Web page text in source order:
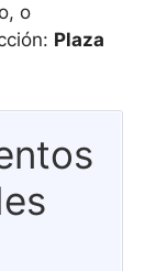
o
Plaza